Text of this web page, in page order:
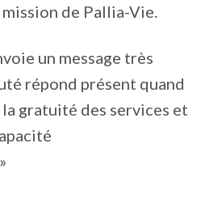
de Pallia-Vie.
un message très
répond présent quand
gratuité des services et